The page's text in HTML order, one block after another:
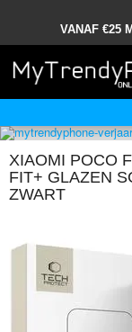
VANAF €25
XIAOMI POCO
FIT+ GLAZEN
ZWART